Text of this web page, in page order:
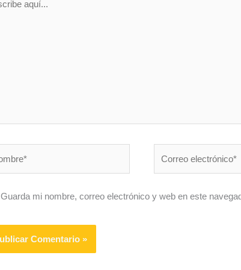
Guarda mi nombre, correo electrónico y web en este